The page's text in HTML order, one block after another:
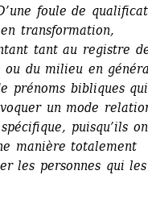
foule de
transformation,
tant au registre
ou du milieu en
prénoms bibliques
un mode
puisqu’ils
manière totalement
les personnes qui les